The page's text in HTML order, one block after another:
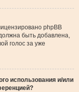
phpBB
быть добавлена,
голос за уже
использования и/или